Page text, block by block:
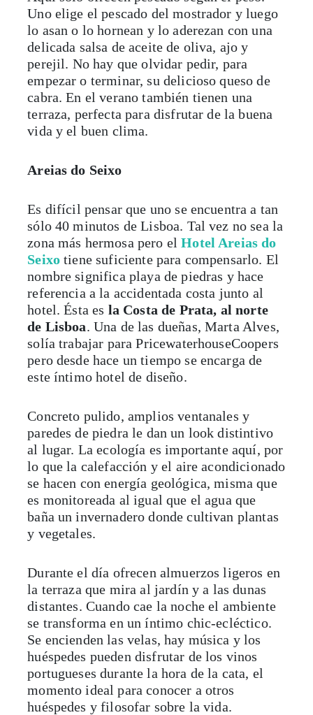
Uno elige el pescado del mostrador y luego
lo asan o lo hornean y lo aderezan con una
delicada salsa de aceite de oliva, ajo y
perejil. No hay que olvidar pedir, para
empezar o terminar, su delicioso queso de
cabra. En el verano también tienen una
terraza, perfecta para disfrutar de la buena
vida y el buen clima.
Areias do Seixo
Es difícil pensar que uno se encuentra a tan
sólo 40 minutos de Lisboa. Tal vez no sea la
zona más hermosa pero elHotel Areias do
Seixo tiene suficiente para compensarlo. El
nombre significa playa de piedras y hace
referencia a la accidentada costa junto al
hotel. Ésta es la Costa de Prata, al norte
de Lisboa. Una de las dueñas, Marta Alves,
solía trabajar para PricewaterhouseCoopers
pero desde hace un tiempo se encarga de
este íntimo hotel de diseño.
Concreto pulido, amplios ventanales y
paredes de piedra le dan un look distintivo
al lugar. La ecología es importante aquí, por
lo que la calefacción y el aire acondicionado
se hacen con energía geológica, misma que
es monitoreada al igual que el agua que
baña un invernadero donde cultivan plantas
y vegetales.
Durante el día ofrecen almuerzos ligeros en
la terraza que mira al jardín y a las dunas
distantes. Cuando cae la noche el ambiente
se transforma en un íntimo chic-ecléctico.
Se encienden las velas, hay música y los
huéspedes pueden disfrutar de los vinos
portugueses durante la hora de la cata, el
momento ideal para conocer a otros
huéspedes y filosofar sobre la vida.